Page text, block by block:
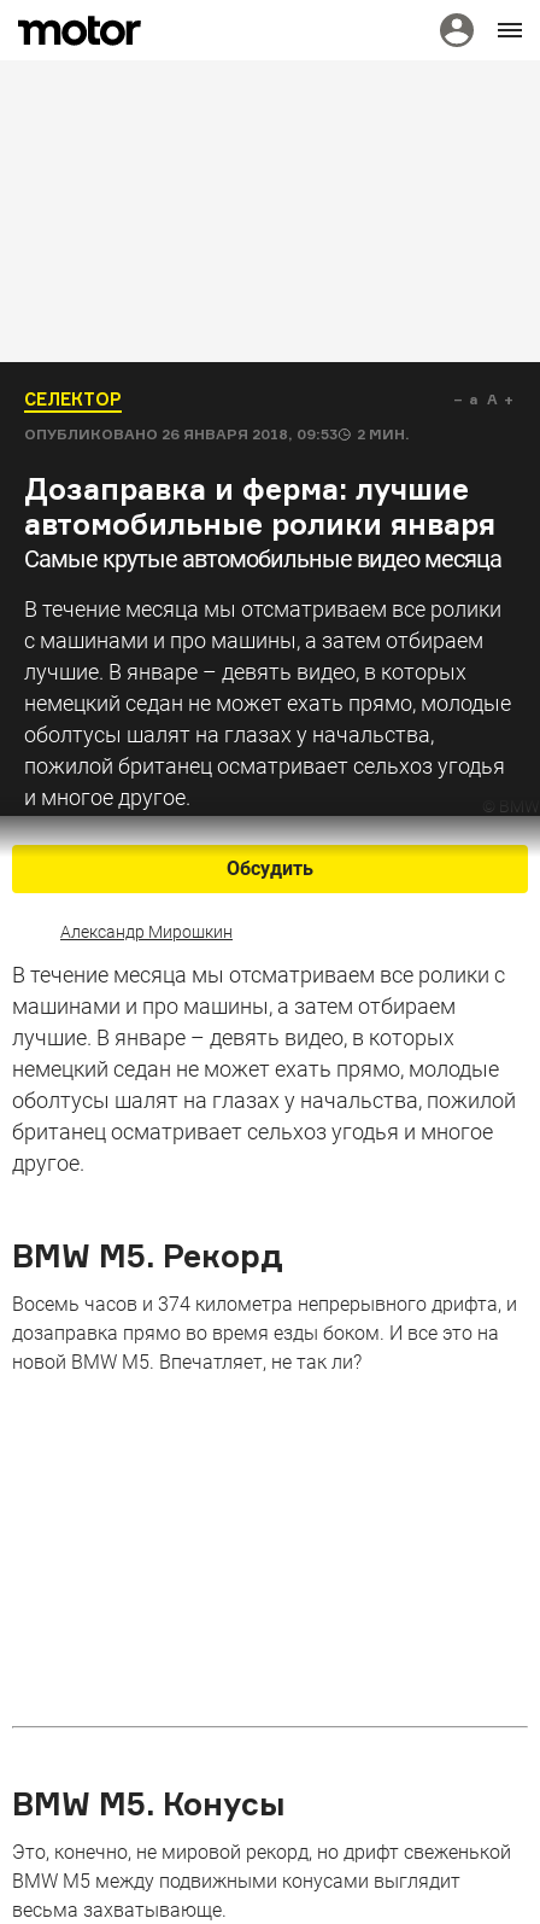
СЕЛЕКТОР
ОПУБЛИКОВАНО 26 ЯНВАРЯ 2018, 09:53 2 МИН.
a A
Дозаправка и ферма: лучшие
автомобильные ролики января
Самые крутые автомобильные видео месяца
В течение месяца мы отсматриваем все ролики
с машинами и про машины, а затем отбираем
лучшие. В январе – девять видео, в которых
немецкий седан не может ехать прямо, молодые
оболтусы шалят на глазах у начальства,
пожилой британец осматривает сельхоз угодья
и многое другое.
©
Обсудить
Александр Мирошкин
В течение месяца мы отсматриваем все ролики с
машинами и про машины, а затем отбираем
лучшие. В январе – девять видео, в которых
немецкий седан не может ехать прямо, молодые
оболтусы шалят на глазах у начальства, пожилой
британец осматривает сельхоз угодья и многое
другое.
BMW M5. Рекорд
Восемь часов и 374 километра непрерывного дрифта, и
дозаправка прямо во время езды боком. И все это на
новой BMW M5. Впечатляет, не так ли?
BMW M5. Конусы
Это, конечно, не мировой рекорд, но дрифт свеженькой
BMW M5 между подвижными конусами выглядит
весьма захватывающе.